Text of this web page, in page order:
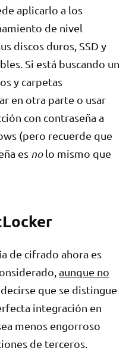
aplicarlo a los
de nivel
discos duros, SSD y
Si está buscando un
y carpetas
en otra parte o usar
con contraseña a
(pero recuerde que
es nolo mismo que
de cifrado ahora es
aunque no
que se distingue
integración en
menos engorroso
de terceros.